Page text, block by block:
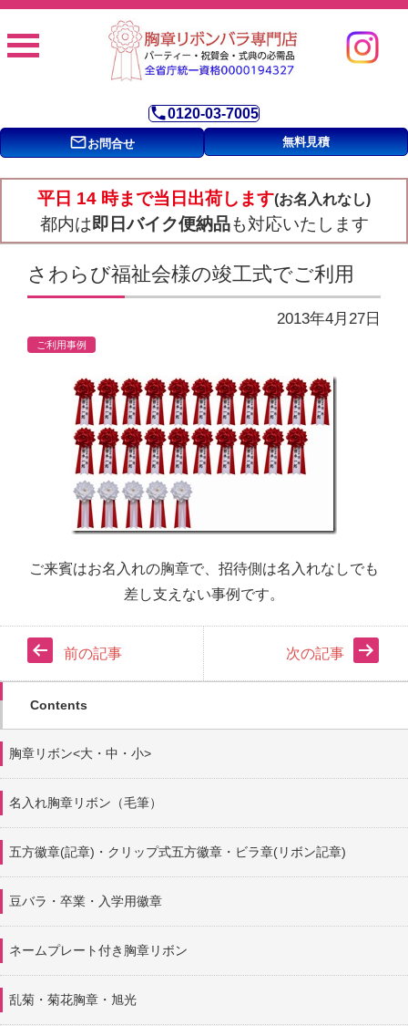
phone0120-03-7005
mail_outlineお問合せ 無料見積
平日 14 時まで当日出荷します(お名入れなし)
都内は即日バイク便納品も対応いたします
さわらび福祉会様の竣工式でご利用
2013年4月27日
ご利用事例
ご来賓はお名入れの胸章で、招待側は名入れなしでも
差し支えない事例です。
前の記事 次の記事
Contents
胸章リボン<大・中・小>
名入れ胸章リボン（毛筆）
五方徽章(記章)・ クリップ式五方徽章・ビラ章(リボン記章)
豆バラ・卒業・入学用徽章
ネームプレート付き胸章リボン
乱菊・菊花胸章・旭光